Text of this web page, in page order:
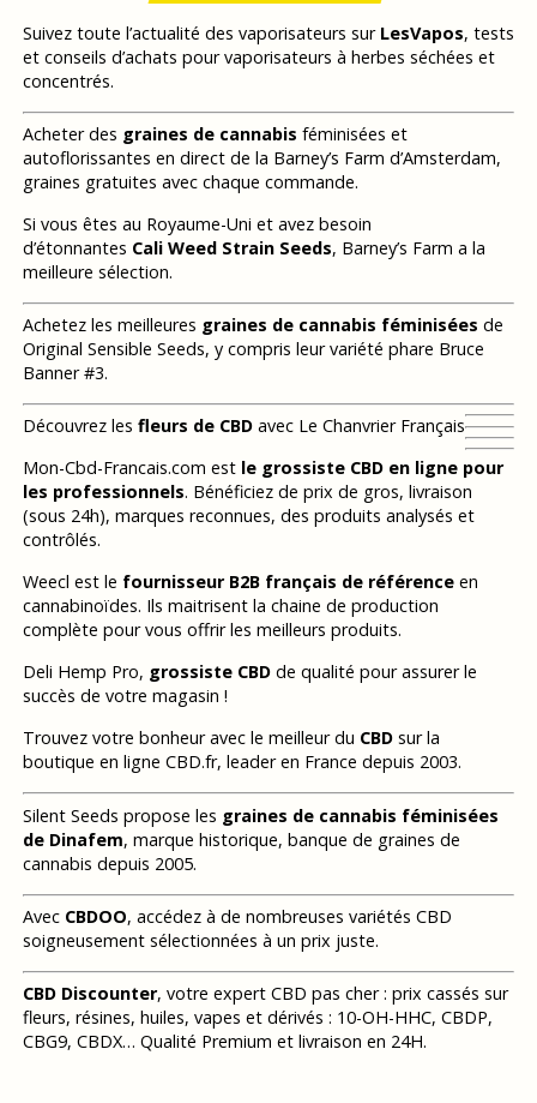
Suivez toute l’actualité des vaporisateurs sur LesVapos, tests
et conseils d’achats pour vaporisateurs à herbes séchées et
concentrés.
Acheter des graines de cannabis féminisées et
autoflorissantes en direct de la Barney’s Farm d’Amsterdam,
graines gratuites avec chaque commande.
Si vous êtes au Royaume-Uni et avez besoin
d’étonnantes Cali Weed Strain Seeds, Barney’s Farm a la
meilleure sélection.
Achetez les meilleures graines de cannabis féminisées de
Original Sensible Seeds, y compris leur variété phare Bruce
Banner #3.
Découvrez les fleurs de CBDavec Le Chanvrier Français
Mon-Cbd-Francais.com est le grossiste CBD en ligne pour
les professionnels. Bénéficiez de prix de gros, livraison
(sous 24h), marques reconnues, des produits analysés et
contrôlés.
Weecl est le fournisseur B2B français de référenceen
cannabinoïdes. Ils maitrisent la chaine de production
complète pour vous offrir les meilleurs produits.
Deli Hemp Pro, grossiste CBDde qualité pour assurer le
succès de votre magasin !
Trouvez votre bonheur avec le meilleur du CBDsur la
boutique en ligne CBD.fr, leader en France depuis 2003.
Silent Seeds propose les graines de cannabis féminisées
de Dinafem, marque historique, banque de graines de
cannabis depuis 2005.
Avec CBDOO, accédez à de nombreuses variétés CBD
soigneusement sélectionnées à un prix juste.
CBD Discounter, votre expert CBD pas cher : prix cassés sur
fleurs, résines, huiles, vapes et dérivés : 10-OH-HHC, CBDP,
CBG9, CBDX… Qualité Premium et livraison en 24H.